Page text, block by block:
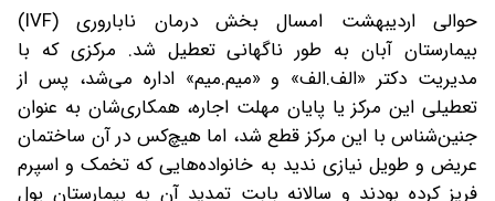
حوالی اردیبهشت‌ امسال بخش درمان ناباروری (IVF)
بیمارستان آبان به‌ طور ناگهانی تعطیل شد. مرکزی که با
مدیریت دکتر «الف.الف» و «میم.میم» اداره می‌شد، پس از
تعطیلی این مرکز یا پایان مهلت اجاره، همکاری‌شان به‌ عنوان
جنین‌شناس با این مرکز قطع شد، اما هیچ‌کس در آن ساختمان
عریض و طویل نیازی ندید به خانواده‌هایی که تخمک و اسپرم
فریز کرده بودند و سالانه بابت تمدید آن به بیمارستان پول